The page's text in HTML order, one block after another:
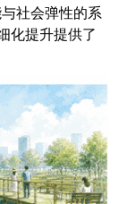
社会弹性的系
化提升提供了